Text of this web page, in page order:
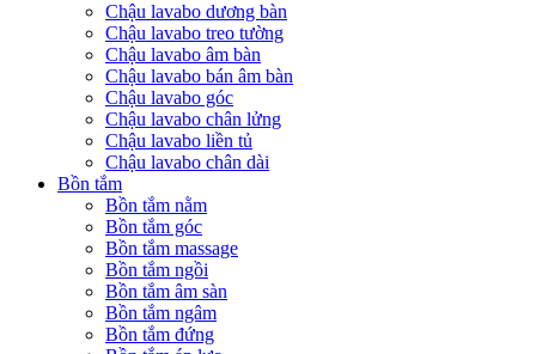
Chậu lavabo dương bàn
Chậu lavabo treo tường
Chậu lavabo âm bàn
Chậu lavabo bán âm bàn
Chậu lavabo góc
Chậu lavabo chân lửng
Chậu lavabo liền tủ
Chậu lavabo chân dài
Bồn tắm
Bồn tắm nằm
Bồn tắm góc
Bồn tắm massage
Bồn tắm ngồi
Bồn tắm âm sàn
Bồn tắm ngâm
Bồn tắm đứng